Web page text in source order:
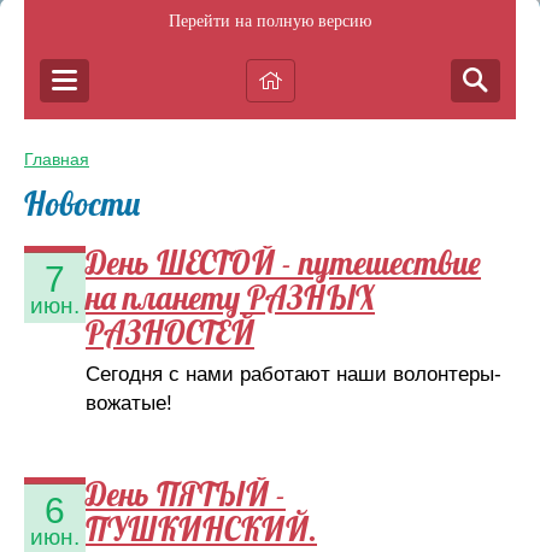
Перейти на полную версию
Главная
Новости
7
июн.
День ШЕСТОЙ - путешествие
на планету РАЗНЫХ
РАЗНОСТЕЙ
Сегодня с нами работают наши волонтеры-
вожатые!
6
июн.
День ПЯТЫЙ -
ПУШКИНСКИЙ.